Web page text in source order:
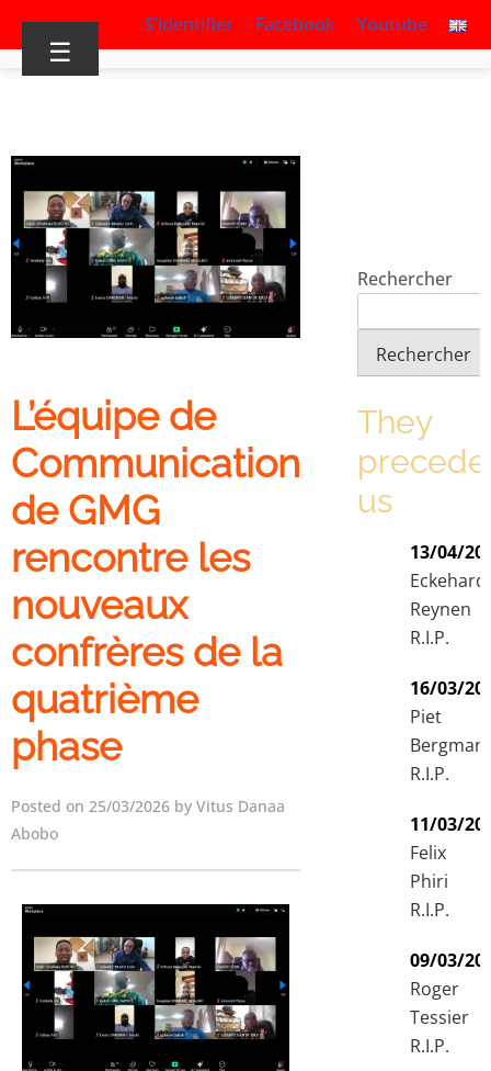
S’identifier Facebook Youtube
☰
L’équipe de
Communication
de GMG
rencontre les
nouveaux
confrères de la
quatrième
phase
Posted on 25/03/2026 by Vitus Danaa
Abobo
Rechercher
Rechercher
They
us
13/04/
Eckehard
Reynen
R.I.P.
16/03/
Piet
R.I.P.
11/03/
Felix
Phiri
R.I.P.
09/03/
Roger
Tessier
R.I.P.